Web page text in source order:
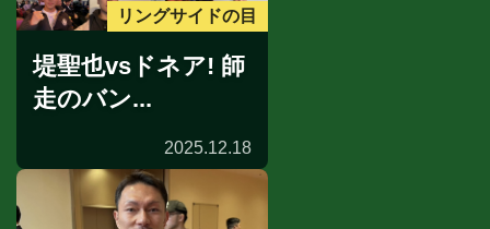
リングサイドの目
堤聖也vsドネア! 師
走のバン...
2025.12.18